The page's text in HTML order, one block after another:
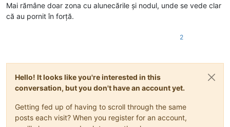
Mai rămâne doar zona cu alunecările și nodul, unde se vede clar
că au pornit în forță.
2
Hello! It looks like you're interested in this
conversation, but you don't have an account yet.
Getting fed up of having to scroll through the same
posts each visit? When you register for an account,